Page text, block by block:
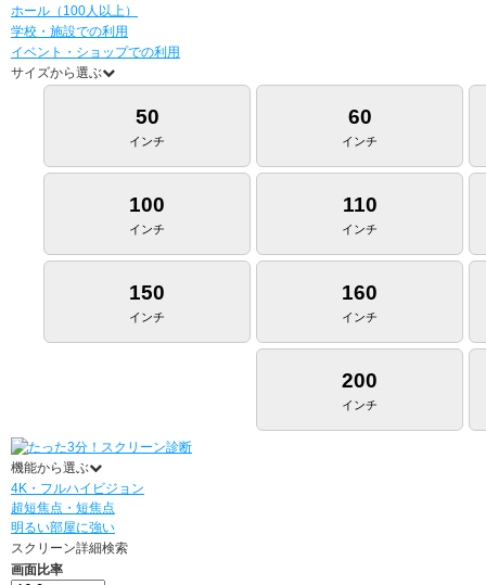
ホール（100人以上）
学校・施設での利用
イベント・ショップでの利用
サイズから選ぶ
50
インチ
60
インチ
100
インチ
110
インチ
150
インチ
160
インチ
200
インチ
機能から選ぶ
4K・フルハイビジョン
超短焦点・短焦点
明るい部屋に強い
スクリーン詳細検索
画面比率